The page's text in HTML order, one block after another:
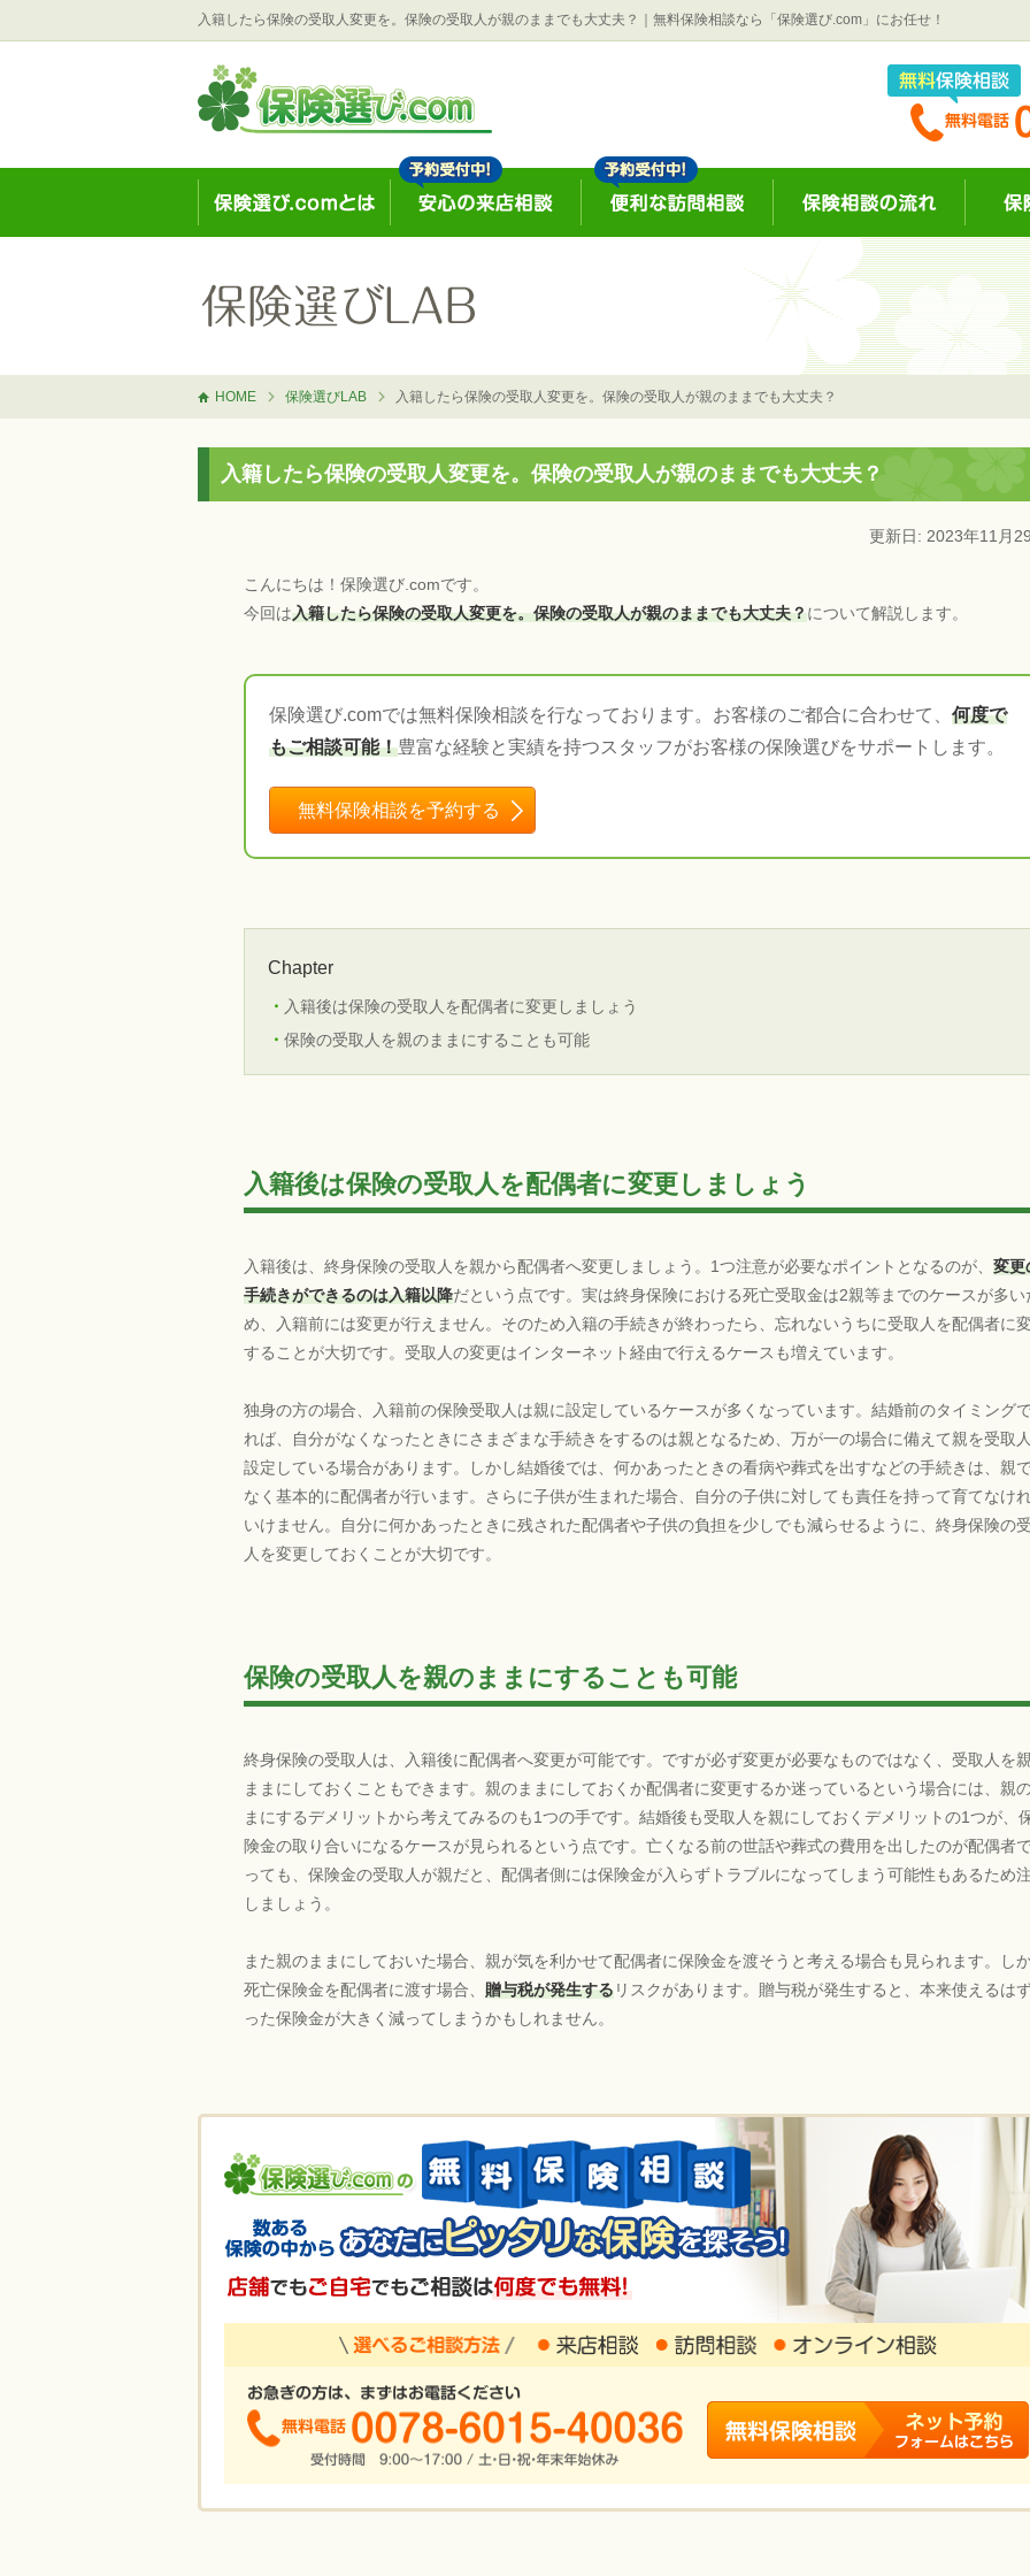
入籍したら保険の受取人変更を。保険の受取人が親のままでも大丈夫？｜無料保険相談なら「保険選び.com」にお任せ！
HOME 保険選びLAB 入籍したら保険の受取人変更を。保険の受取人が親のままでも大丈夫？
入籍したら保険の受取人変更を。保険の受取人が親のままでも大丈夫？
更新日: 2023年11月
こんにちは！保険選び.comです。
今回は入籍したら保険の受取人変更を。保険の受取人が親のままでも大丈夫？について解説します。
保険選び.comでは無料保険相談を行なっております。お客様のご都合に合わせて、 何度で
もご相談可能！豊富な経験と実績を持つスタッフがお客様の保険選びをサポートします。
無料保険相談を予約する
Chapter
入籍後は保険の受取人を配偶者に変更しましょう
保険の受取人を親のままにすることも可能
入籍後は保険の受取人を配偶者に変更しましょう
入籍後は、終身保険の受取人を親から配偶者へ変更しましょう。1つ注意が必要なポイントとなるのが、 変更
手続きができるのは入籍以降だという点です。実は終身保険における死亡受取金は2親等までのケースが多い
め、入籍前には変更が行えません。そのため入籍の手続きが終わったら、忘れないうちに受取人を配偶者に
することが大切です。受取人の変更はインターネット経由で行えるケースも増えています。
独身の方の場合、入籍前の保険受取人は親に設定しているケースが多くなっています。結婚前のタイミング
れば、自分がなくなったときにさまざまな手続きをするのは親となるため、万が一の場合に備えて親を受取
設定している場合があります。しかし結婚後では、何かあったときの看病や葬式を出すなどの手続きは、親
なく基本的に配偶者が行います。さらに子供が生まれた場合、自分の子供に対しても責任を持って育てなけ
いけません。自分に何かあったときに残された配偶者や子供の負担を少しでも減らせるように、終身保険の
人を変更しておくことが大切です。
保険の受取人を親のままにすることも可能
終身保険の受取人は、入籍後に配偶者へ変更が可能です。ですが必ず変更が必要なものではなく、受取人を
ままにしておくこともできます。親のままにしておくか配偶者に変更するか迷っているという場合には、親
まにするデメリットから考えてみるのも1つの手です。結婚後も受取人を親にしておくデメリットの1つが、
険金の取り合いになるケースが見られるという点です。亡くなる前の世話や葬式の費用を出したのが配偶者
っても、保険金の受取人が親だと、配偶者側には保険金が入らずトラブルになってしまう可能性もあるため
しましょう。
また親のままにしておいた場合、親が気を利かせて配偶者に保険金を渡そうと考える場合も見られます。し
死亡保険金を配偶者に渡す場合、 贈与税が発生するリスクがあります。贈与税が発生すると、本来使えるは
った保険金が大きく減ってしまうかもしれません。